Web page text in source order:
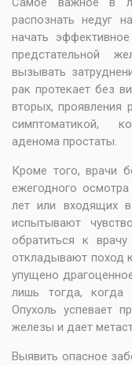
распознать недуг
начать
предстательной
вызывать
рак протекает без
вторых, проявления
симптоматикой,
аденома простаты.
Кроме того, врачи
ежегодного
лет или входящих
испытывают
обратиться к
откладывают поход
упущено
лишь тогда, когда
Опухоль успевает
железы и дает
Выявить опасное